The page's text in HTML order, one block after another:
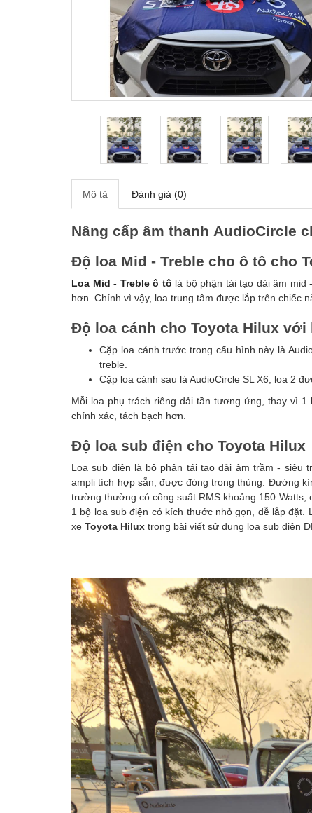
Mô tả Đánh giá (0)
Nâng cấp âm thanh AudioCircle
Độ loa Mid - Treble cho ô tô cho
Loa Mid - Treble ô tô là bộ phận tái tạo dải âm
hơn. Chính vì vậy, loa trung tâm được lắp trên chiếc
Độ loa cánh cho Toyota Hilux
Cặp loa cánh trước trong cấu hình này là
treble.
Cặp loa cánh sau là AudioCircle SL X6, loa 2
Mỗi loa phụ trách riêng dải tần tương ứng, thay vì
chính xác, tách bạch hơn.
Độ loa sub điện cho Toyota Hilux
Loa sub điện là bộ phận tái tạo dải âm trầm - siêu
ampli tích hợp sẵn, được đóng trong thùng. Đường
trường thường có công suất RMS khoảng 150
1 bộ loa sub điện có kích thước nhỏ gọn, dễ lắp
xe Toyota Hilux trong bài viết sử dụng loa sub điện